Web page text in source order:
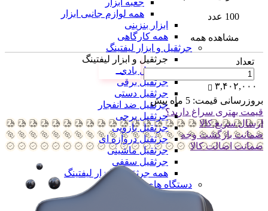
همه لوازم جانبی ابزار
ابزار بنزینی
همه کارگاهی
جرثقیل و ابزار لیفتینگ
جرثقیل و ابزار لیفتینگ
جرثقیل بادی
جرثقیل برقی
جرثقیل دستی
جرثقیل ضد انفجار
جرثقیل برجی
جرثقیل بازویی
جرثقیل دروازه ای
جرثقیل ماشینی
جرثقیل سقفی
همه جرثقیل و ابزار لیفتینگ
دستگاه های تولید
100 عدد
مشاهده همه
تعداد
۳,۴۰۲,۰۰۰
بروزرسانی قیمت: 5 ماه پیش
قیمت بهتری سراغ دارید؟
ارسال سریع کالا
ضمانت بازگشت وجه
ضمانت اضالت کالا